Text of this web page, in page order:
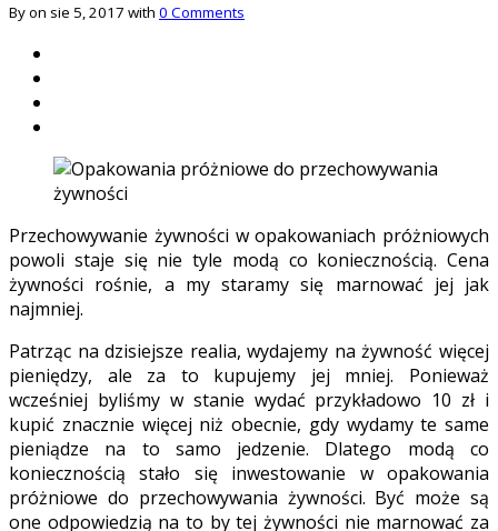
By on sie 5, 2017 with 0 Comments
Przechowywanie żywności w opakowaniach próżniowych
powoli staje się nie tyle modą co koniecznością. Cena
żywności rośnie, a my staramy się marnować jej jak
najmniej.
Patrząc na dzisiejsze realia, wydajemy na żywność więcej
pieniędzy, ale za to kupujemy jej mniej. Ponieważ
wcześniej byliśmy w stanie wydać przykładowo 10 zł i
kupić znacznie więcej niż obecnie, gdy wydamy te same
pieniądze na to samo jedzenie. Dlatego modą co
koniecznością stało się inwestowanie w opakowania
próżniowe do przechowywania żywności. Być może są
one odpowiedzią na to by tej żywności nie marnować za